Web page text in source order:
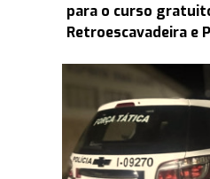
para o curso
Retroescavadeira e